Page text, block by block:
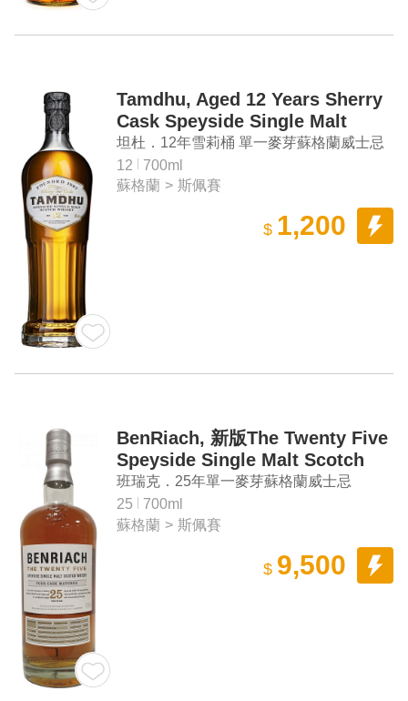
Tamdhu, Aged 12 Years Sherry
Cask Speyside Single Malt
Scotch Whisky
坦杜．12年雪莉桶 單一麥芽蘇格蘭威士忌
12
700ml
蘇格蘭 > 斯佩賽
$ 1,200
BenRiach, 新版The Twenty Five
Speyside Single Malt Scotch
Whisky
班瑞克．25年單一麥芽蘇格蘭威士忌
25
700ml
蘇格蘭 > 斯佩賽
$ 9,500